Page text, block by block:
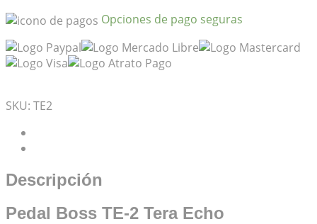
Opciones de pago seguras
SKU: TE2
Descripción
Pedal Boss TE-2 Tera Echo